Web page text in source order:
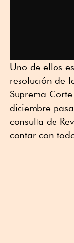
Uno de ellos
resolución de
Suprema
diciembre
consulta de
contar con